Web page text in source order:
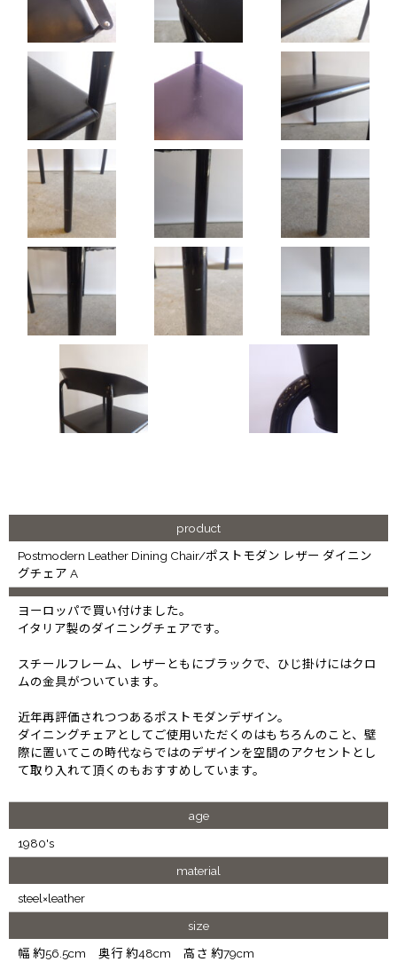
product
Postmodern Leather Dining Chair/ポストモダン レザー ダイニン
グチェア A
ヨーロッパで買い付けました。
イタリア製のダイニングチェアです。
スチールフレーム、レザーともにブラックで、ひじ掛けにはクロ
ムの金具がついています。
近年再評価されつつあるポストモダンデザイン。
ダイニングチェアとしてご使用いただくのはもちろんのこと、壁
際に置いてこの時代ならではのデザインを空間のアクセントとし
て取り入れて頂くのもおすすめしています。
age
1980's
material
steel×leather
size
幅 約56.5cm 奥行 約48cm 高さ 約79cm